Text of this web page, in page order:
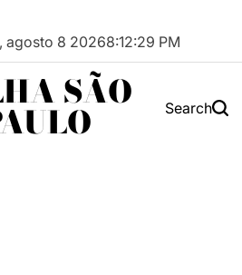
agosto 8 20268:12:30 PM
SÃO Search